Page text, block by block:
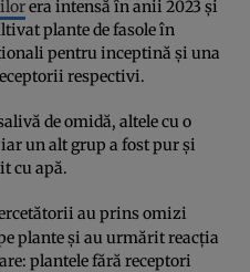
era intensă în anii 2023 și
plante de fasole în
pentru inceptină și una
respectivi.
de omidă, altele cu o
un alt grup a fost pur și
cu apă.
au prins omizi
plante și au urmărit reacția
plantele fără receptori